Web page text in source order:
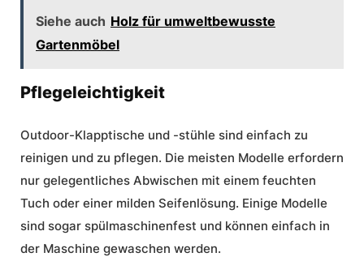
Siehe auch Holz für umweltbewusste
Gartenmöbel
Pflegeleichtigkeit
Outdoor-Klapptische und -stühle sind einfach zu
reinigen und zu pflegen. Die meisten Modelle erfordern
nur gelegentliches Abwischen mit einem feuchten
Tuch oder einer milden Seifenlösung. Einige Modelle
sind sogar spülmaschinenfest und können einfach in
der Maschine gewaschen werden.